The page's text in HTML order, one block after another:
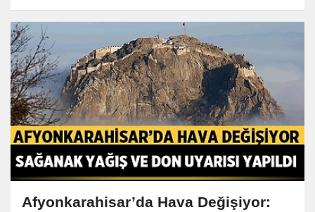
Okuma Projesi
Afyonkarahisar’da Hava Değişiyor: